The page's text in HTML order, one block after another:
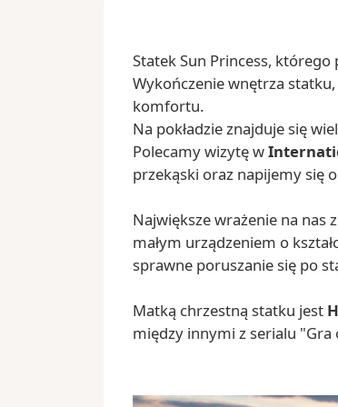
Statek Sun Princess,
Wykończenie wnętrza
komfortu.
Na pokładzie znajduje się
Polecamy wizytę w
przekąski oraz napijemy się
Największe wrażenie na nas
małym urządzeniem o
sprawne poruszanie się po
Matką chrzestną statku jest
między innymi z serialu "Gra